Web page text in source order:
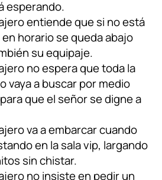
esperando.
entiende que si no está
horario se queda abajo
su equipaje.
no espera que toda la
vaya a buscar por medio
que el señor se digne a
va a embarcar cuando
en la sala vip, largando
sin chistar.
no insiste en pedir un